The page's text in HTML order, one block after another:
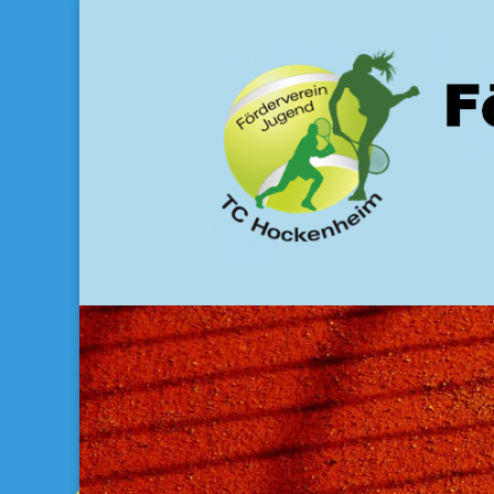
Förderverein